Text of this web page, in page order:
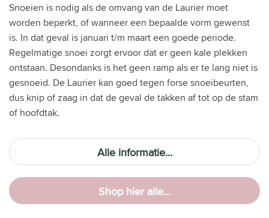
Snoeien is nodig als de omvang van de Laurier moet
worden beperkt, of wanneer een bepaalde vorm gewenst
is. In dat geval is januari t/m maart een goede periode.
Regelmatige snoei zorgt ervoor dat er geen kale plekken
ontstaan. Desondanks is het geen ramp als er te lang niet is
gesnoeid. De Laurier kan goed tegen forse snoeibeurten,
dus knip of zaag in dat de geval de takken af tot op de stam
of hoofdtak.
Alle informatie...
Shop hier alle...